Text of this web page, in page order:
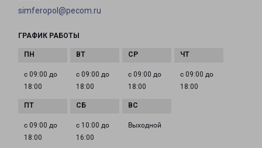
simferopol@pecom.ru
ГРАФИК РАБОТЫ
с 09:00 до
18:00
с 09:00 до
18:00
с 09:00 до
18:00
с 09:00 до
18:00
с 09:00 до
18:00
с 10:00 до
16:00
Выходной